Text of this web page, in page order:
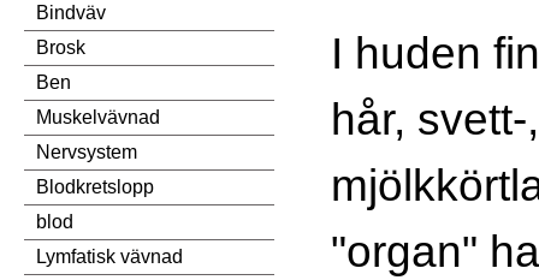
Bindväv
Brosk
Ben
Muskelvävnad
Nervsystem
Blodkretslopp
blod
Lymfatisk vävnad
I huden
hår,
"organ"